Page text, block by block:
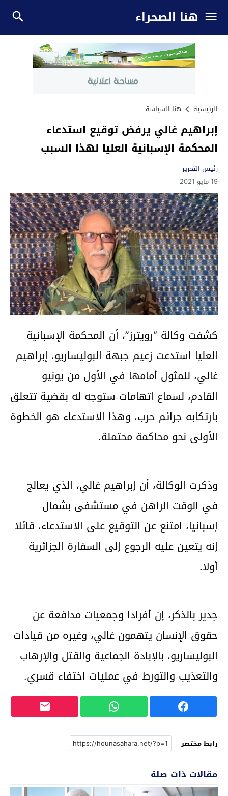
هنا الصحراء
الرئيسية هنا السياسة
إبراهيم غالي يرفض توقيع استدعاء
المحكمة الإسبانية العليا لهذا السبب
رئيس التحرير
19 مايو 2021
كشفت وكالة “رويترز”، أن المحكمة الإسبانية
العليا استدعت زعيم جبهة البوليساريو، إبراهيم
غالي، للمثول أمامها في الأول من يونيو
القادم، لسماع اتهامات ستوجه له بقضية تتعلق
بارتكابه جرائم حرب، وهذا الاستدعاء هو الخطوة
الأولى نحو محاكمة محتملة.
وذكرت الوكالة، أن إبراهيم غالي، الذي يعالج
في الوقت الراهن في مستشفى بشمال
إسبانيا، امتنع عن التوقيع على الاستدعاء، قائلا
إنه يتعين عليه الرجوع إلى السفارة الجزائرية
أولا.
جدير بالذكر، إن أفرادا وجمعيات مدافعة عن
حقوق الإنسان يتهمون غالي، وغيره من قيادات
البوليساريو، بالإبادة الجماعية والقتل والإرهاب
والتعذيب والتورط في عمليات اختفاء قسري.
رابط مختصر
مقالات ذات صلة